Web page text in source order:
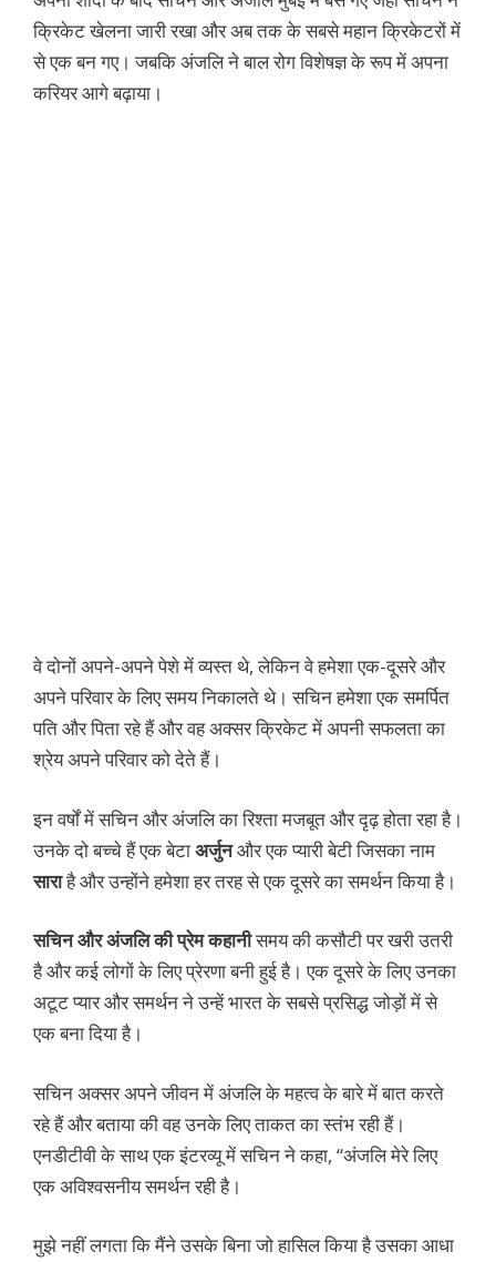
क्रिकेट खेलना जारी रखा और अब तक के सबसे महान क्रिकेटरों में
से एक बन गए। जबकि अंजलि ने बाल रोग विशेषज्ञ के रूप में अपना
करियर आगे बढ़ाया।
वे दोनों अपने-अपने पेशे में व्यस्त थे, लेकिन वे हमेशा एक-दूसरे और
अपने परिवार के लिए समय निकालते थे। सचिन हमेशा एक समर्पित
पति और पिता रहे हैं और वह अक्सर क्रिकेट में अपनी सफलता का
श्रेय अपने परिवार को देते हैं।
इन वर्षों में सचिन और अंजलि का रिश्ता मजबूत और दृढ़ होता रहा है।
उनके दो बच्चे हैं एक बेटाअर्जुनऔर एक प्यारी बेटी जिसका नाम
साराहै और उन्होंने हमेशा हर तरह से एक दूसरे का समर्थन किया है।
सचिन और अंजलि की प्रेम कहानीसमय की कसौटी पर खरी उतरी
है और कई लोगों के लिए प्रेरणा बनी हुई है। एक दूसरे के लिए उनका
अटूट प्यार और समर्थन ने उन्हें भारत के सबसे प्रसिद्ध जोड़ों में से
एक बना दिया है।
सचिन अक्सर अपने जीवन में अंजलि के महत्व के बारे में बात करते
रहे हैं और बताया की वह उनके लिए ताकत का स्तंभ रही हैं।
एनडीटीवी के साथ एक इंटरव्यू में सचिन ने कहा, “अंजलि मेरे लिए
एक अविश्वसनीय समर्थन रही है।
मुझे नहीं लगता कि मैंने उसके बिना जो हासिल किया है उसका आधा